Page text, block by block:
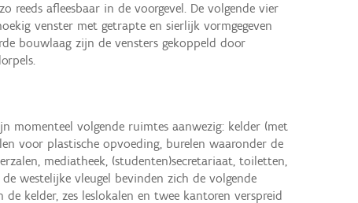
reeds afleesbaar in de voorgevel. De volgende vier
venster met getrapte en sierlijk vormgegeven
bouwlaag zijn de vensters gekoppeld door
momenteel volgende ruimtes aanwezig: kelder (met
voor plastische opvoeding, burelen waaronder de
mediatheek, (studenten)secretariaat, toiletten,
westelijke vleugel bevinden zich de volgende
kelder, zes leslokalen en twee kantoren verspreid